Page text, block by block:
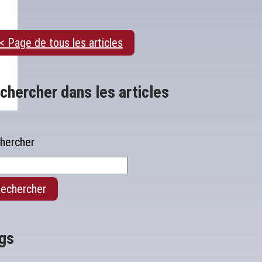
Page de tous les articles
dans les articles